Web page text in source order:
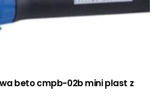
beto cmpb-02b mini plast z